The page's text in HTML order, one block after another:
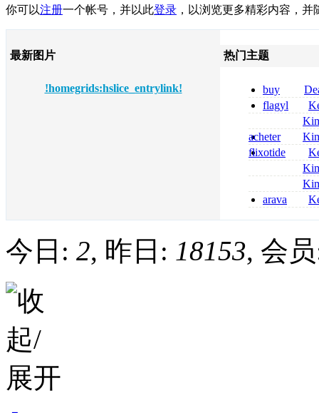
你可以注册一个帐号，并以此登录 ，以浏览更多精彩内容，
最新图片
!homegrids:hslice_entrylink!
热门主题
buy
pregabalin
pregabalin
flagyl
online
bestellen
nolvadex
nolvadex
acheter
celebrex
flixotide
junior kaufen
métronidazole
2026
coumadin
arava
今日: 2, 昨日: 18153, 会